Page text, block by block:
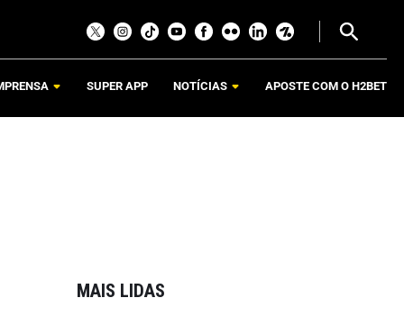
SUPER APP NOTÍCIAS APOSTE COM O H2BET
MAIS LIDAS